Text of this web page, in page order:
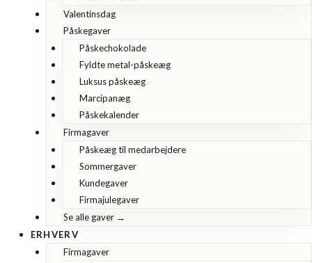
Valentinsdag
Påskegaver
Påskechokolade
Fyldte metal-påskeæg
Luksus påskeæg
Marcipanæg
Påskekalender
Firmagaver
Påskeæg til medarbejdere
Sommergaver
Kundegaver
Firmajulegaver
Se alle gaver →
ERHVERV
Firmagaver